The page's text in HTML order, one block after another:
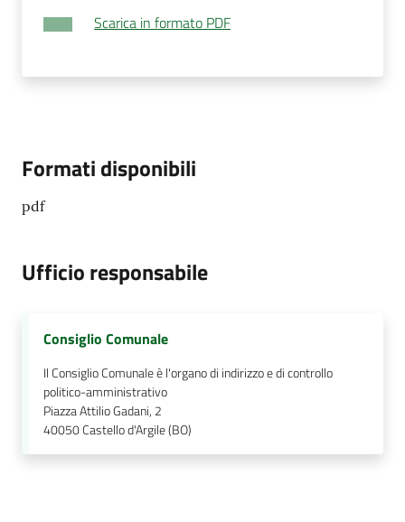
Scarica in formato PDF
Formati disponibili
pdf
Ufficio responsabile
Consiglio Comunale
Il Consiglio Comunale è l'organo di indirizzo e di controllo
politico-amministrativo
Piazza Attilio Gadani, 2
40050Castello d'Argile (BO)